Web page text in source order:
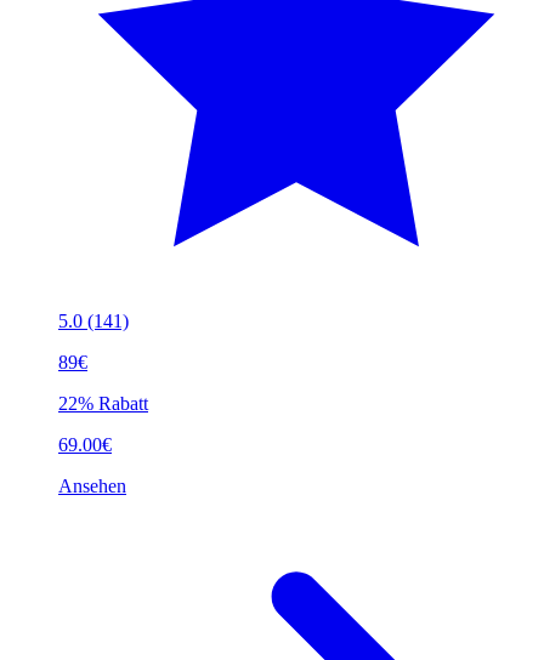
5.0 (141)
89€
22% Rabatt
69.00€
Ansehen